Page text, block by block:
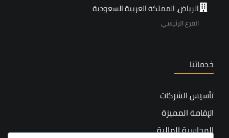
الرياض، المملكة العربية السعودية
الفرع الرئيسي
خدماتنا
تأسيس الشركات
الإقامة المميزة
المحاسبة المالية